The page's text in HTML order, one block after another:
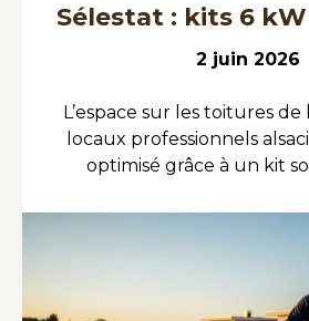
Sélestat : kits 6
2 juin 2026
L’espace sur les toitures
locaux professionnels
optimisé grâce à un kit